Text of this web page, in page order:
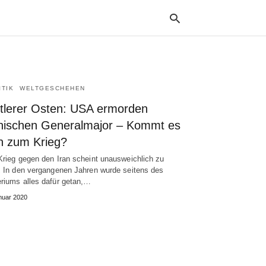
WELTGESCHEHEN
Osten: USA ermorden
Generalmajor – Kommt es
zum Krieg?
gegen den Iran scheint unausweichlich zu
In den vergangenen Jahren wurde seitens des
alles dafür getan,…
2020